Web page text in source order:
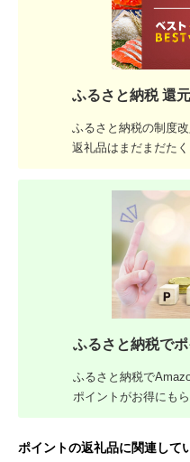
ふるさと納税 還
ふるさと納税の制度
返礼品はまだまだた
ふるさと納税で
ふるさと納税で
ポイントがお得にも
ポイントの返礼品に関連して